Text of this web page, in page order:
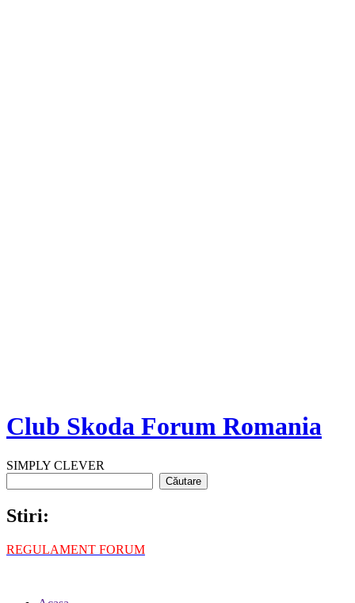
Club Skoda Forum Romania
SIMPLY CLEVER
Stiri:
REGULAMENT FORUM